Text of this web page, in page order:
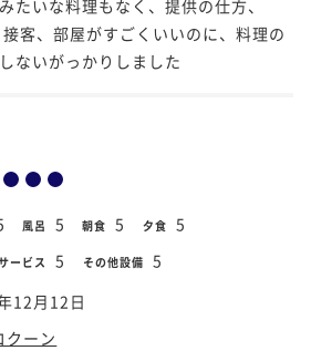
たいな料理もなく、提供の仕方、
客、部屋がすごくいいのに、料理の
ないがっかりしました
風呂 5 朝食 5 夕食 5
ービス 5 その他設備 5
12月12日
クーン